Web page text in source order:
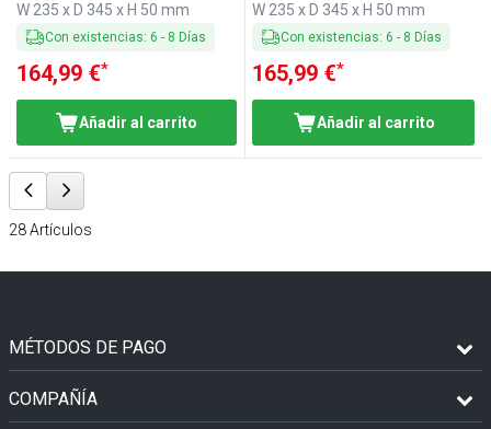
W 235 x D 345 x H 50 mm
Con existencias: 6 - 8 Días
164,99 €*
Añadir al carrito
W 235 x D 345 x H 50 mm
Con existencias: 6 - 8 Días
165,99 €*
Añadir al carrito
28Artículos
MÉTODOS DE PAGO
COMPAÑÍA